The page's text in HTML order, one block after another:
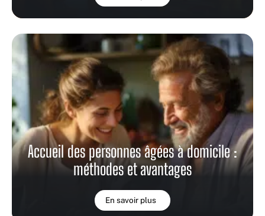
Accueil des personnes âgées à domicile :
méthodes et avantages
En savoir plus